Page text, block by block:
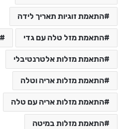
התאמת זוגיות תאריך לידה
התאמת מזל טלה עם גדי
התאמת מזלות אלטרנטיבלי
התאמת מזלות אריה וטלה
התאמת מזלות אריה עם טלה
התאמת מזלות במיטה